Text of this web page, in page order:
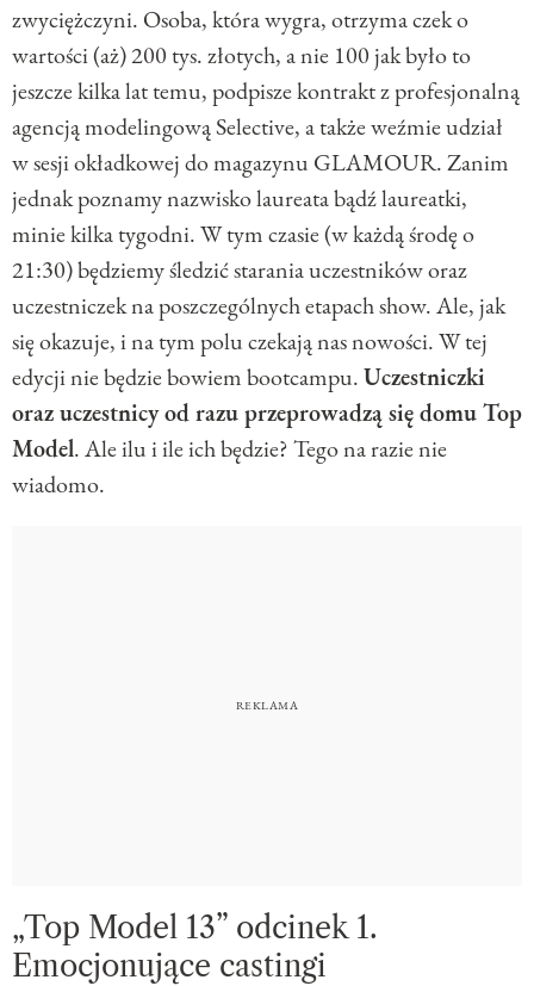
zwyciężczyni. Osoba, która wygra, otrzyma czek o
wartości (aż) 200 tys. złotych, a nie 100 jak było to
jeszcze kilka lat temu, podpisze kontrakt z profesjonalną
agencją modelingową Selective, a także weźmie udział
w sesji okładkowej do magazynu GLAMOUR. Zanim
jednak poznamy nazwisko laureata bądź laureatki,
minie kilka tygodni. W tym czasie (w każdą środę o
21:30) będziemy śledzić starania uczestników oraz
uczestniczek na poszczególnych etapach show. Ale, jak
się okazuje, i na tym polu czekają nas nowości. W tej
edycji nie będzie bowiem bootcampu.Uczestniczki
oraz uczestnicy od razu przeprowadzą się domu Top
Model. Ale ilu i ile ich będzie? Tego na razie nie
wiadomo.
„Top Model 13” odcinek 1.
Emocjonujące castingi